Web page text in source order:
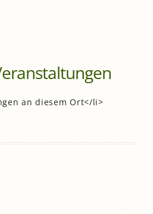
an diesem Ort</li>